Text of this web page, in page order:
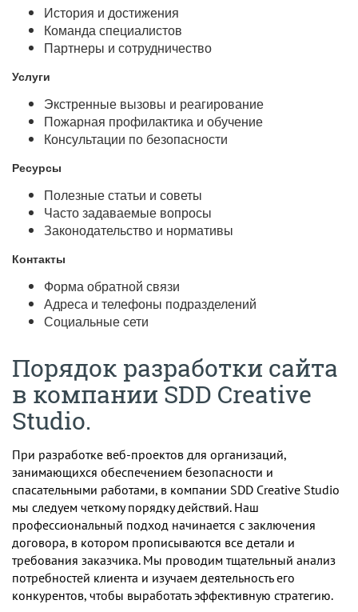
История и достижения
Команда специалистов
Партнеры и сотрудничество
Услуги
Экстренные вызовы и реагирование
Пожарная профилактика и обучение
Консультации по безопасности
Ресурсы
Полезные статьи и советы
Часто задаваемые вопросы
Законодательство и нормативы
Контакты
Форма обратной связи
Адреса и телефоны подразделений
Социальные сети
Порядок разработки сайта
в компании SDD Creative
Studio.
При разработке веб-проектов для организаций,
занимающихся обеспечением безопасности и
спасательными работами, в компании SDD Creative Studio
мы следуем четкому порядку действий. Наш
профессиональный подход начинается с заключения
договора, в котором прописываются все детали и
требования заказчика. Мы проводим тщательный анализ
потребностей клиента и изучаем деятельность его
конкурентов, чтобы выработать эффективную стратегию.